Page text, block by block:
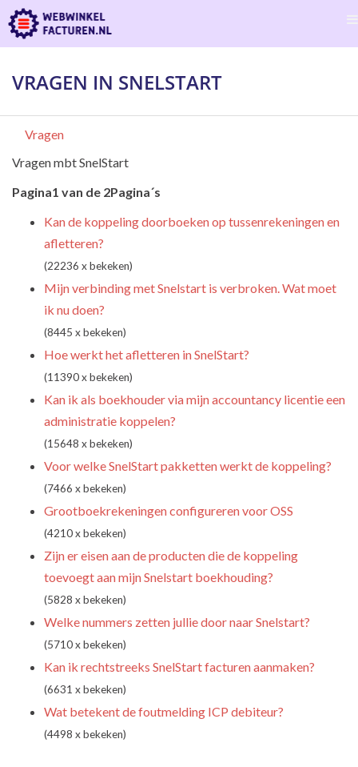
VRAGEN IN SNELSTART
Vragen
Vragen mbt SnelStart
Pagina1 van de 2Pagina´s
Kan de koppeling doorboeken op tussenrekeningen en
afletteren?
(22236 x bekeken)
Mijn verbinding met Snelstart is verbroken. Wat moet
ik nu doen?
(8445 x bekeken)
Hoe werkt het afletteren in SnelStart?
(11390 x bekeken)
Kan ik als boekhouder via mijn accountancy licentie een
administratie koppelen?
(15648 x bekeken)
Voor welke SnelStart pakketten werkt de koppeling?
(7466 x bekeken)
Grootboekrekeningen configureren voor OSS
(4210 x bekeken)
Zijn er eisen aan de producten die de koppeling
toevoegt aan mijn Snelstart boekhouding?
(5828 x bekeken)
Welke nummers zetten jullie door naar Snelstart?
(5710 x bekeken)
Kan ik rechtstreeks SnelStart facturen aanmaken?
(6631 x bekeken)
Wat betekent de foutmelding ICP debiteur?
(4498 x bekeken)